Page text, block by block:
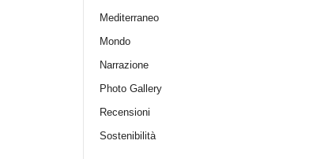
Mediterraneo
Mondo
Narrazione
Photo Gallery
Recensioni
Sostenibilità